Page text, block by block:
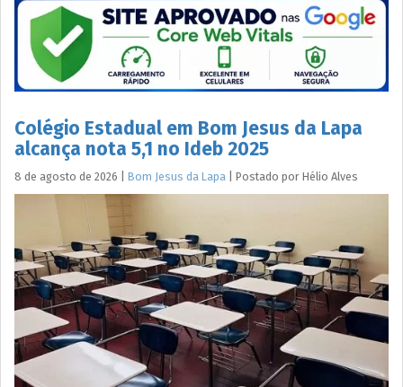
Colégio Estadual em Bom Jesus da Lapa
alcança nota 5,1 no Ideb 2025
8 de agosto de 2026 Bom Jesus da Lapa Postado por Hélio Alves